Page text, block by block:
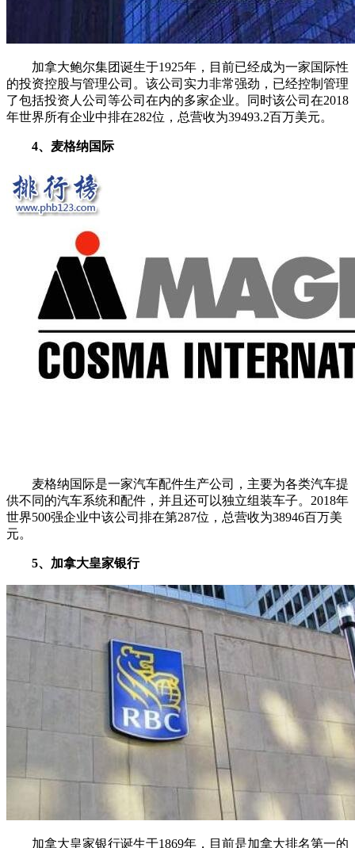
加拿大鲍尔集团诞生于1925年，目前已经成为一家国际性
的投资控股与管理公司。该公司实力非常强劲，已经控制管理
了包括投资人公司等公司在内的多家企业。同时该公司在2018
年世界所有企业中排在282位，总营收为39493.2百万美元。
4、麦格纳国际
麦格纳国际是一家汽车配件生产公司，主要为各类汽车提
供不同的汽车系统和配件，并且还可以独立组装车子。2018年
世界500强企业中该公司排在第287位，总营收为38946百万美
元。
5、加拿大皇家银行
加拿大皇家银行诞生于1869年，目前是加拿大排名第一的